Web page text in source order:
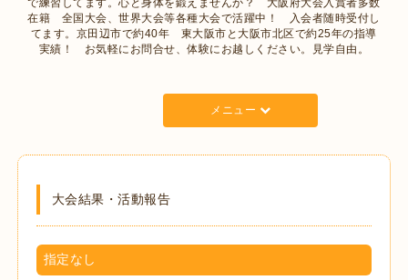
で練習してます。心と身体を鍛えませんか？ 大阪府大会入賞者多数
在籍 全国大会、世界大会等各種大会で活躍中！ 入会者随時受付し
てます。京田辺市で約40年 東大阪市と大阪市北区で約25年の指導
実績！ お気軽にお問合せ、体験にお越しください。見学自由。
メニュー
大会結果・活動報告
指定なし